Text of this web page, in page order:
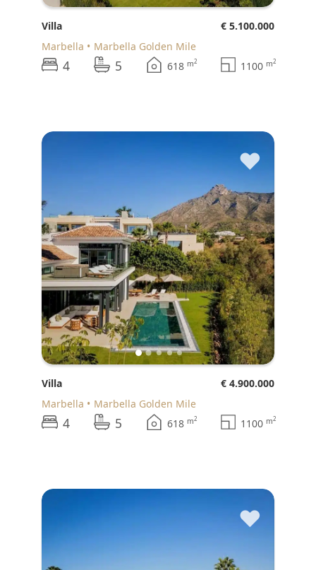
Villa
€ 5.100.000
Marbella
Marbella Golden Mile
4 5 618 m2 1100 m2
♥
Villa
€ 4.900.000
Marbella
Marbella Golden Mile
4 5 618 m2 1100 m2
♥